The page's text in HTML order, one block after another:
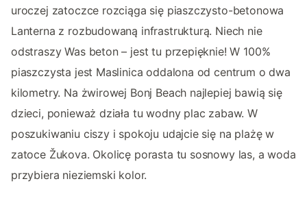
uroczej zatoczce rozciąga się piaszczysto-betonowa
Lanterna z rozbudowaną infrastrukturą. Niech nie
odstraszy Was beton – jest tu przepięknie! W 100%
piaszczysta jest Maslinica oddalona od centrum o dwa
kilometry. Na żwirowej Bonj Beach najlepiej bawią się
dzieci, ponieważ działa tu wodny plac zabaw. W
poszukiwaniu ciszy i spokoju udajcie się na plażę w
zatoce Žukova. Okolicę porasta tu sosnowy las, a woda
przybiera nieziemski kolor.